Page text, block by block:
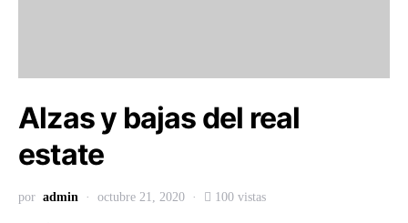
Alzas y bajas del real
estate
por admin octubre 21, 2020 100 vistas